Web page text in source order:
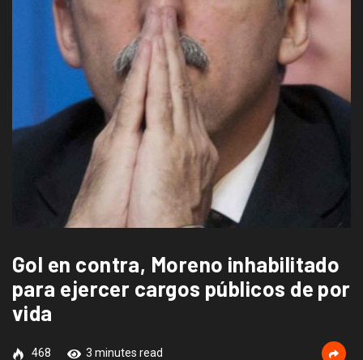
Gol en contra, Moreno inhabilitado
para ejercer cargos públicos de por
vida
468 3 minutes read